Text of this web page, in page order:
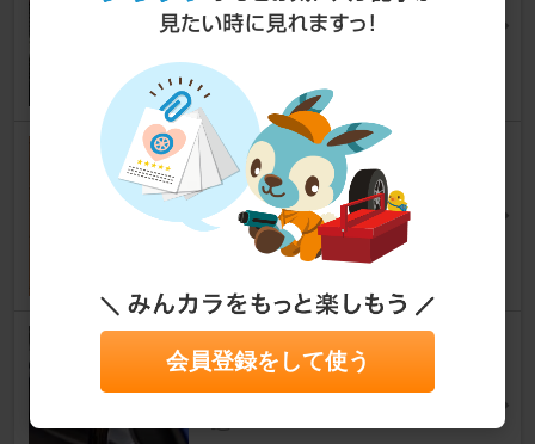
レヴォーグ [VN]
CVTヒートシンク取り付け
レヴォーグ [VN]
BIGNさん
45
レヴォーグ [VN]
mintiacoolさん
会員登録をして使う